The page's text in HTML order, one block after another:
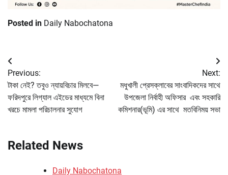
Posted in Daily Nabochatona
Post
navigation
Previous:
টাকা নেই? তবুও ন্যায়বিচার মিলবে—
ফরিদপুরে লিগ্যাল এইডের মাধ্যমে বিনা
খরচে মামলা পরিচালনার সুযোগ
Next:
মধুখালী প্রেসক্লাবের সাংবাদিকদের সাথে
উপজেলা নির্বাহী অফিসার এবং সহকারি
কমিশনার(ভূমি) এর সাথে মতবিনিময় সভা
Related News
Daily Nabochatona